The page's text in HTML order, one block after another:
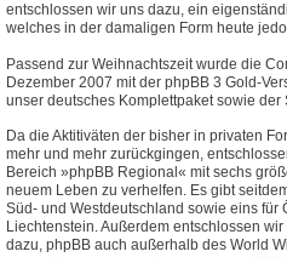
entschlossen wir uns dazu, ein
welches in der damaligen Form heute
Passend zur Weihnachtszeit wurde die
Dezember 2007 mit der phpBB 3 Gold-
unser deutsches Komplettpaket sowie der
Da die Aktitiväten der bisher in privaten
mehr und mehr zurückgingen,
Bereich »phpBB Regional« mit sechs
neuem Leben zu verhelfen. Es gibt
Süd- und Westdeutschland sowie eins für
Liechtenstein. Außerdem entschlossen
dazu, phpBB auch außerhalb des World